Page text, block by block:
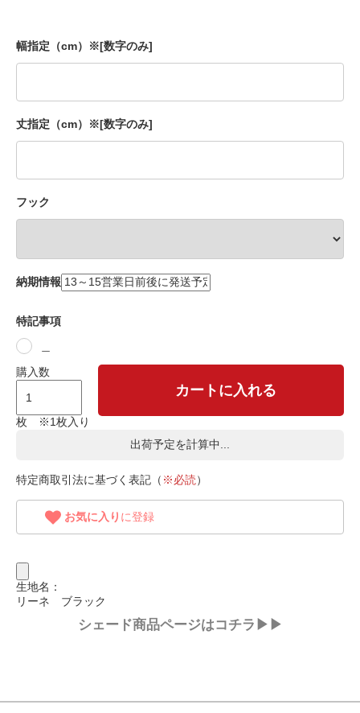
幅指定（cm）※[数字のみ]
丈指定（cm）※[数字のみ]
フック
納期情報
特記事項
購入数
枚 ※1枚入り
カートに入れる
出荷予定を計算中...
特定商取引法に基づく表記（ ※必読）
お気に入り に登録
生地名：
リーネ ブラック
シェード商品ページはコチラ▶▶